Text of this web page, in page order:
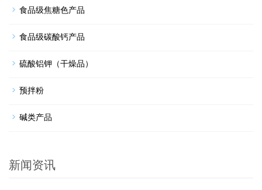
食品级焦糖色产品
食品级碳酸钙产品
硫酸铝钾（干燥品）
预拌粉
碱类产品
新闻资讯